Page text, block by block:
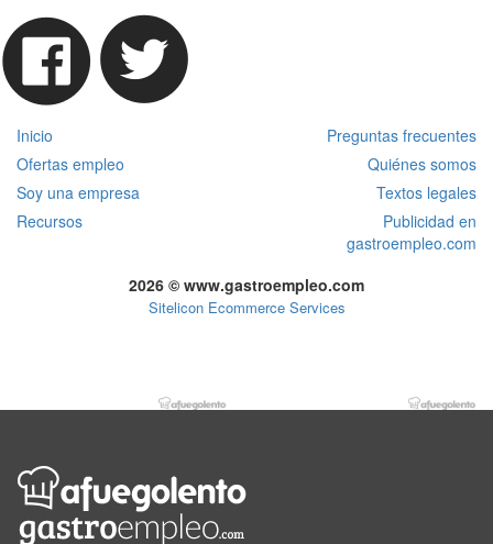
Inicio
Preguntas frecuentes
Ofertas empleo
Quiénes somos
Soy una empresa
Textos legales
Recursos
Publicidad en
gastroempleo.com
2026 © www.gastroempleo.com
Sitelicon Ecommerce Services